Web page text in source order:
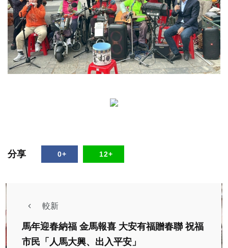
分享 0+ 12+
較新
馬年迎春納福 金馬報喜 大安有福贈春聯 祝福
市民「人馬大興、出入平安」